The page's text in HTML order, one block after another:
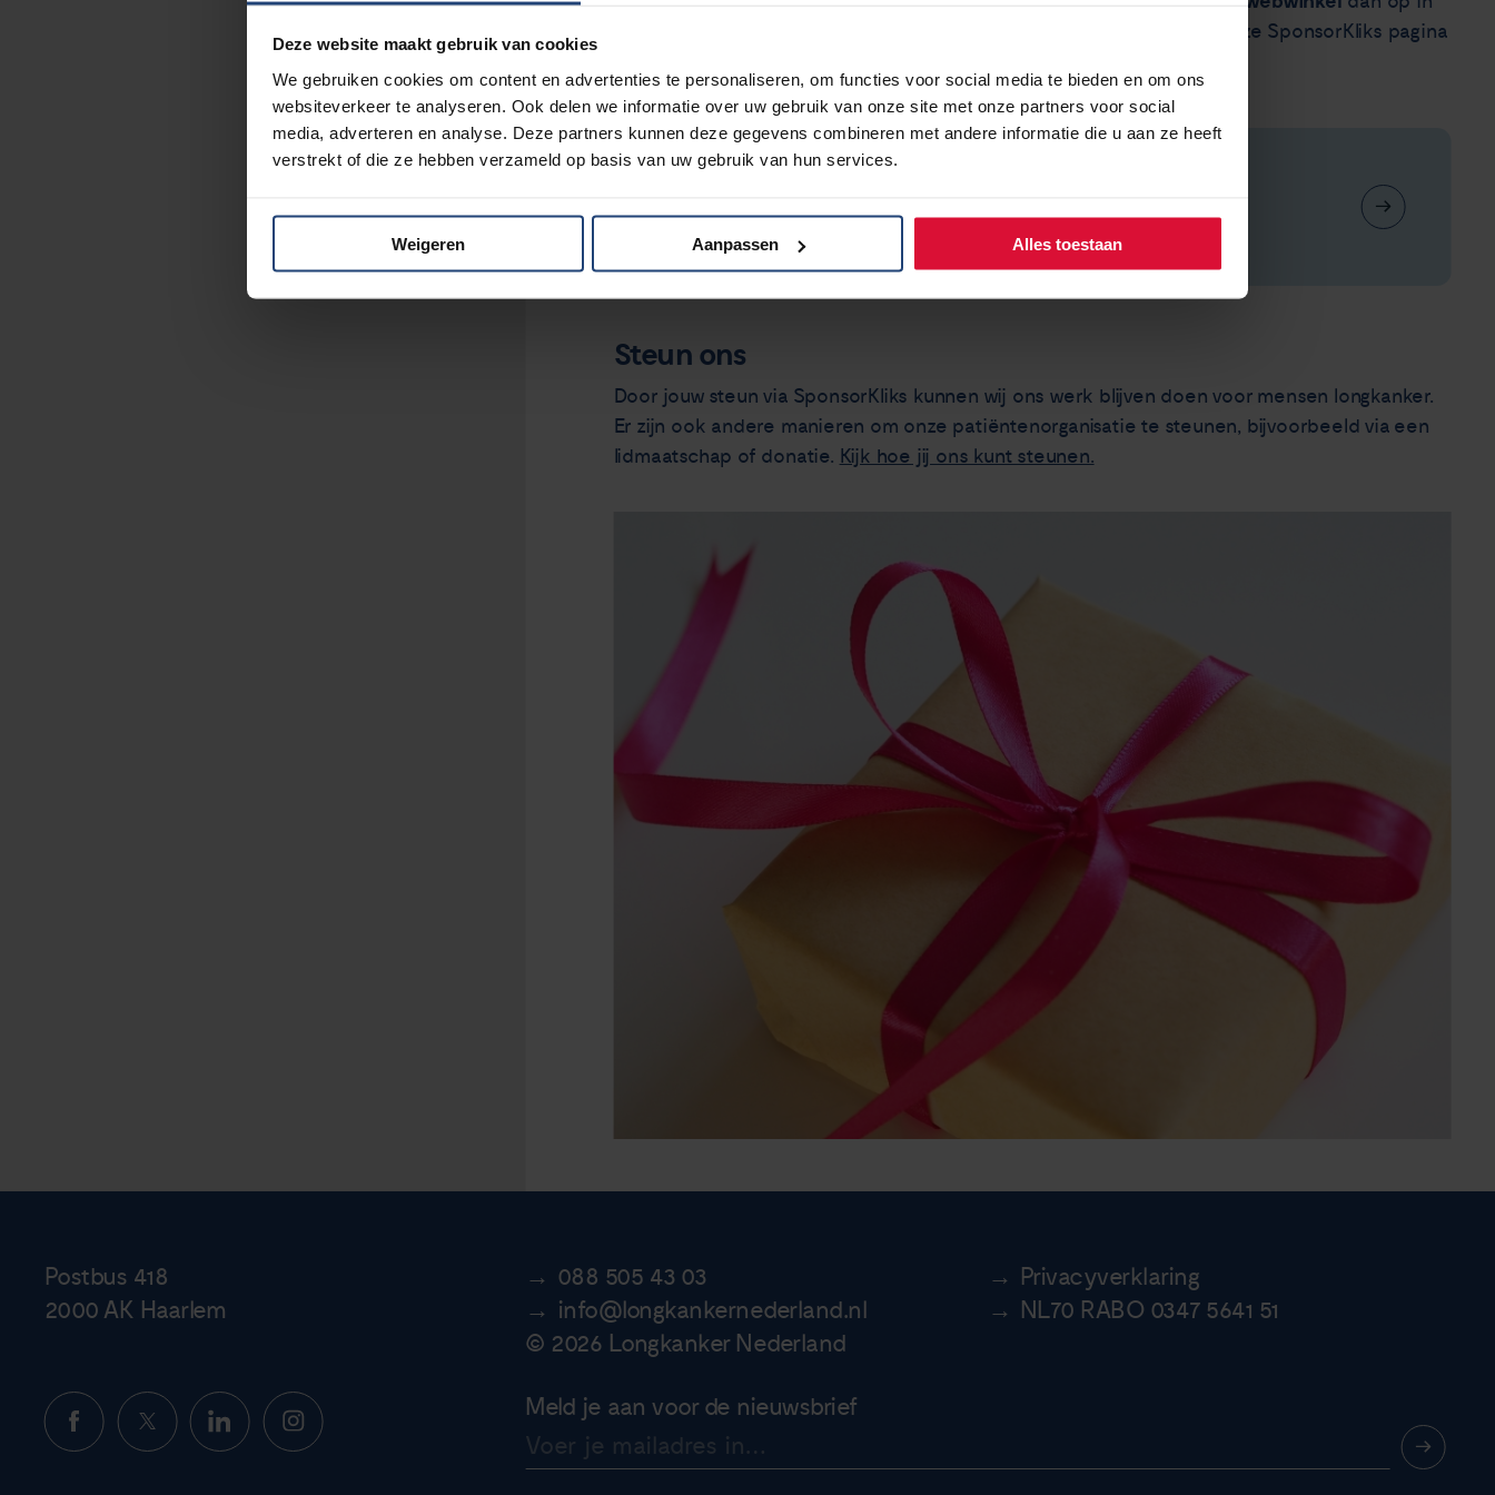
Deze website maakt gebruik van cookies
We gebruiken cookies om content en advertenties te personaliseren, om functies voor social media te bieden en om ons
websiteverkeer te analyseren. Ook delen we informatie over uw gebruik van onze site met onze partners voor social
media, adverteren en analyse. Deze partners kunnen deze gegevens combineren met andere informatie die u aan ze heeft
verstrekt of die ze hebben verzameld op basis van uw gebruik van hun services.
Weigeren Aanpassen Alles toestaan
Dan hoef je niet steeds via onze SponsorKliks pagina
steun ons
Steun ons
Door jouw steun via SponsorKliks kunnen wij ons werk blijven doen voor mensen longkanker.
Er zijn ook andere manieren om onze patiëntenorganisatie te steunen, bijvoorbeeld via een
lidmaatschap of donatie. Kijk hoe jij ons kunt steunen.
Postbus 418
2000 AK Haarlem
088 505 43 03
Privacyverklaring
info@longkankernederland.nl
NL70 RABO 0347 5641 51
© 2026 Longkanker Nederland
Meld je aan voor de nieuwsbrief